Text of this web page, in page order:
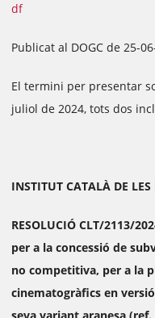
df
Publicat al DOGC de 25-
El termini per presentar
juliol de 2024, tots dos
INSTITUT CATALÀ DE LES
RESOLUCIÓ CLT/2113/
per a la concessió de
no competitiva, per a la
cinematogràfics en